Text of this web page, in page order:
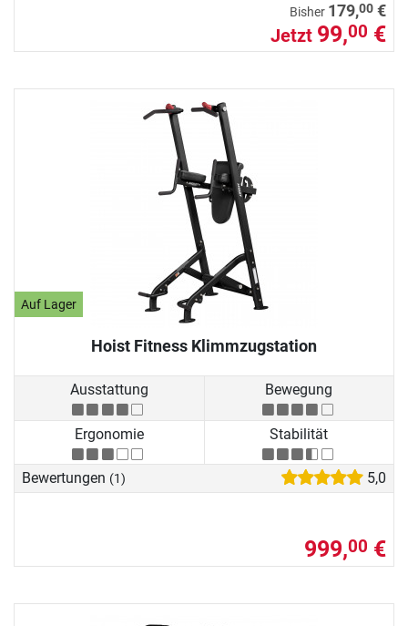
Bisher 179,00 €
Jetzt 99,00 €
Auf Lager
Hoist Fitness Klimmzugstation
Ausstattung Bewegung
Ergonomie Stabilität
Bewertungen (1) 5,0
999,00 €